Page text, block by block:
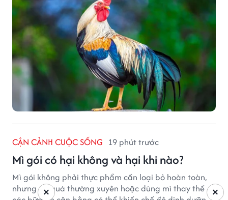
CẬN CẢNH CUỘC SỐNG 19 phút trước
Mì gói có hại không và hại khi nào?
Mì gói không phải thực phẩm cần loại bỏ hoàn toàn,
nhưng ăn quá thường xuyên hoặc dùng mì thay thế
×
×